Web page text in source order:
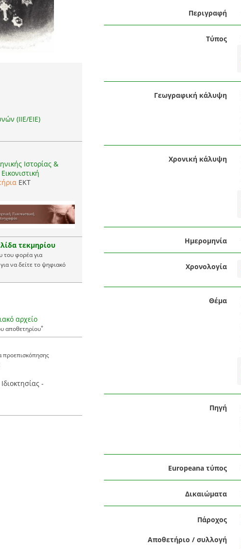
(ΙΙΕ/ΕΙΕ)
Ιστορίας &
EKT
τεκμηρίου
του φορέα για
να δείτε το ψηφιακό
αρχείο
αποθετηρίου*
προεπισκόπησης
-
Περιγραφή
Τύπος
Γεωγραφική κάλυψη
Χρονική κάλυψη
Ημερομηνία
Χρονολογία
Θέμα
Πηγή
Europeana τύπος
Δικαιώματα
Πάροχος
Αποθετήριο / συλλογή